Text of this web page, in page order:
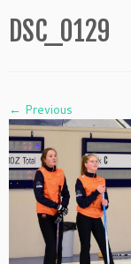
DSC_0129
← Previous